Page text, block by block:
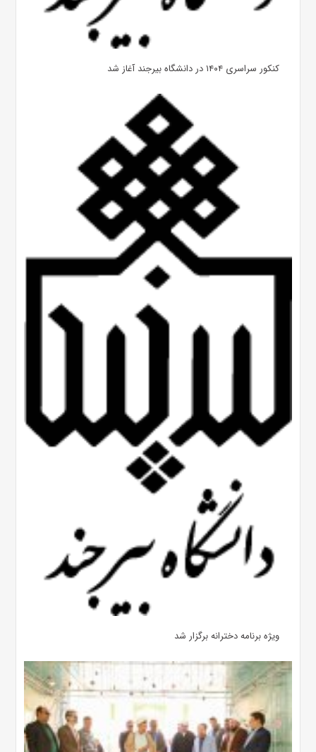
کنکور سراسری ۱۴۰۴ در دانشگاه بیرجند آغاز شد
ویژه برنامه دخترانه برگزار شد